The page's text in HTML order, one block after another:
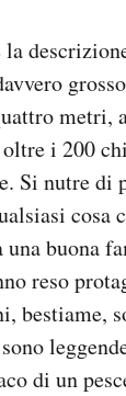
metri,
oltre i 200
Si nutre di
cosa
buona
reso
bestiame,
di un